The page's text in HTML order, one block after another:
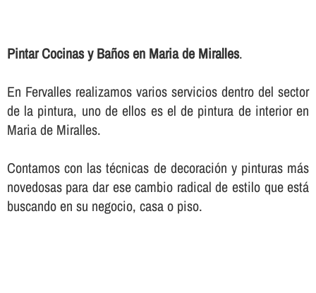
Pintar Cocinas y Baños en Maria de Miralles.
En Fervalles realizamos varios servicios dentro del sector
de la pintura, uno de ellos es el de pintura de interior en
Maria de Miralles.
Contamos con las técnicas de decoración y pinturas más
novedosas para dar ese cambio radical de estilo que está
buscando en su negocio, casa o piso.